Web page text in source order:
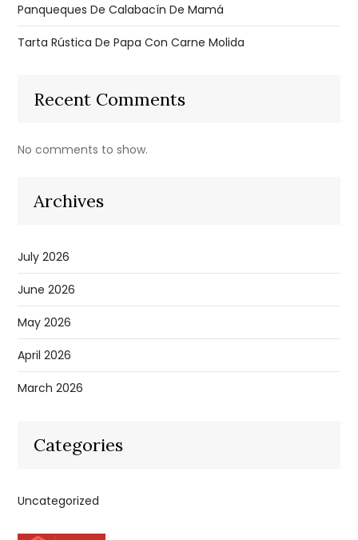
Panqueques De Calabacín De Mamá
Tarta Rústica De Papa Con Carne Molida
Recent Comments
No comments to show.
Archives
July 2026
June 2026
May 2026
April 2026
March 2026
Categories
Uncategorized